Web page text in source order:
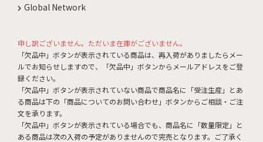
Global Network
申し訳ございません。ただいま在庫がございません。
「欠品中」ボタンが表示されている商品は、再入荷がありましたらメー
ルでお知らせしますので、「欠品中」ボタンからメールアドレスをご登
録ください。
「欠品中」ボタンが表示されていない商品で商品名に「受注生産」とあ
る商品は下の「商品についてのお問い合わせ」ボタンからご相談・ご注
文を承ります。
「欠品中」ボタンが表示されている場合でも、商品名に「数量限定」と
ある商品は次の入荷の予定がありませんので完売となります。ご了承く